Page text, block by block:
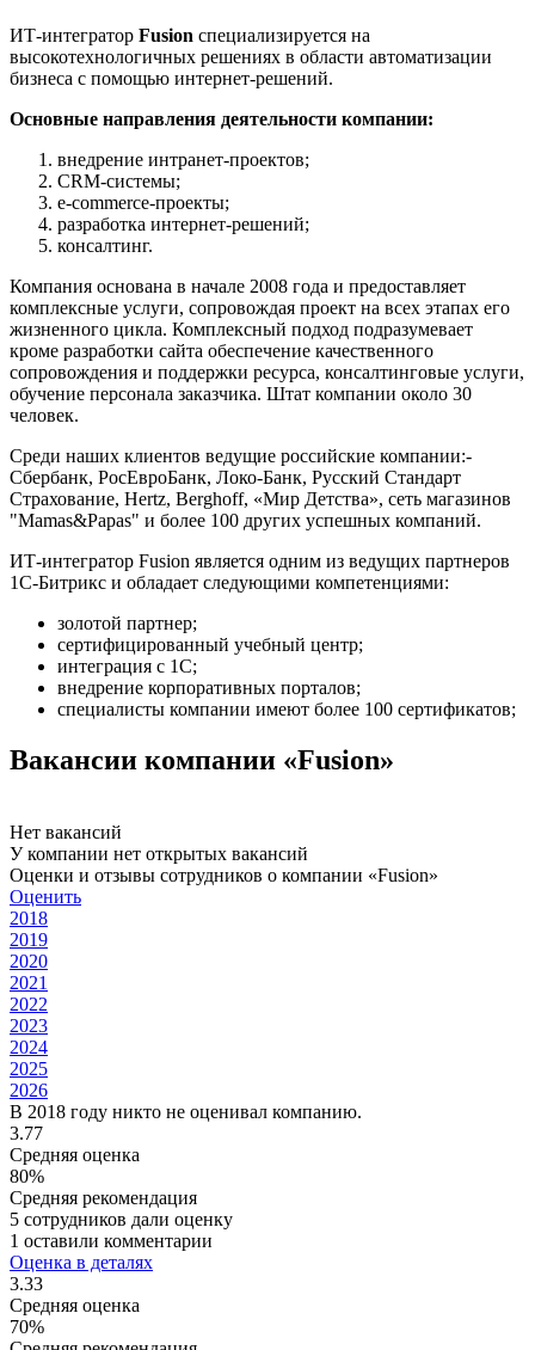
ИТ-интегратор Fusion специализируется на
высокотехнологичных решениях в области автоматизации
бизнеса с помощью интернет-решений.
Основные направления деятельности компании:
внедрение интранет-проектов;
CRM-системы;
e-commerce-проекты;
разработка интернет-решений;
консалтинг.
Компания основана в начале 2008 года и предоставляет
комплексные услуги, сопровождая проект на всех этапах его
жизненного цикла. Комплексный подход подразумевает
кроме разработки сайта обеспечение качественного
сопровождения и поддержки ресурса, консалтинговые услуги,
обучение персонала заказчика. Штат компании около 30
человек.
Среди наших клиентов ведущие российские компании:-
Сбербанк, РосЕвроБанк, Локо-Банк, Русский Стандарт
Страхование, Hertz, Berghoff, «Мир Детства», сеть магазинов
"Mamas&Papas" и более 100 других успешных компаний.
ИТ-интегратор Fusion является одним из ведущих партнеров
1С-Битрикс и обладает следующими компетенциями:
золотой партнер;
сертифицированный учебный центр;
интеграция с 1С;
внедрение корпоративных порталов;
специалисты компании имеют более 100 сертификатов;
Вакансии компании «Fusion»
Нет вакансий
У компании нет открытых вакансий
Оценки и отзывы сотрудников о компании «Fusion»
Оценить
2018
2019
2020
2021
2022
2023
2024
2025
2026
В 2018 году никто не оценивал компанию.
3.77
Средняя оценка
80%
Средняя рекомендация
5 сотрудников дали оценку
1 оставили комментарии
Оценка в деталях
3.33
Средняя оценка
70%